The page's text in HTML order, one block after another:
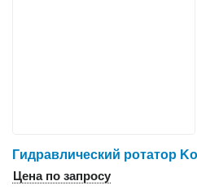
Цена по запросу